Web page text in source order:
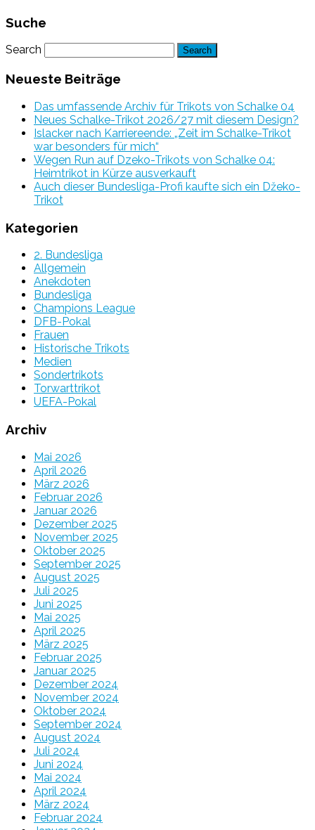
Suche
Search
Neueste Beiträge
Das umfassende Archiv für Trikots von Schalke 04
Neues Schalke-Trikot 2026/27 mit diesem Design?
Islacker nach Karriereende: „Zeit im Schalke-Trikot
war besonders für mich“
Wegen Run auf Dzeko-Trikots von Schalke 04:
Heimtrikot in Kürze ausverkauft
Auch dieser Bundesliga-Profi kaufte sich ein Džeko-
Trikot
Kategorien
2. Bundesliga
Allgemein
Anekdoten
Bundesliga
Champions League
DFB-Pokal
Frauen
Historische Trikots
Medien
Sondertrikots
Torwarttrikot
UEFA-Pokal
Archiv
Mai 2026
April 2026
März 2026
Februar 2026
Januar 2026
Dezember 2025
November 2025
Oktober 2025
September 2025
August 2025
Juli 2025
Juni 2025
Mai 2025
April 2025
März 2025
Februar 2025
Januar 2025
Dezember 2024
November 2024
Oktober 2024
September 2024
August 2024
Juli 2024
Juni 2024
Mai 2024
April 2024
März 2024
Februar 2024